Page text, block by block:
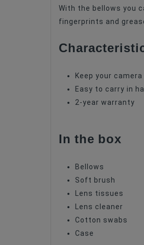
With the bellows you
fingerprints and
Keep your
Easy to carry in
2-year warranty
In the box
Bellows
Soft brush
Lens tissues
Lens cleaner
Cotton swabs
Case